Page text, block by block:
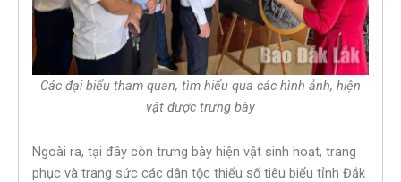
Các đại biểu tham quan, tìm hiểu qua các hình ảnh, hiện
vật được trưng bày
Ngoài ra, tại đây còn trưng bày hiện vật sinh hoạt, trang
phục và trang sức các dân tộc thiểu số tiêu biểu tỉnh Đắk